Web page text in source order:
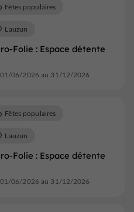
Folie : Espace détente
Fêtes populaires
Lauzun
01/06/2026 au 31/12/2026
Folie : Espace détente
Fêtes populaires
Lauzun
01/06/2026 au 31/12/2026